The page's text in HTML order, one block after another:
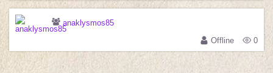
anaklysmos85
Offline
0